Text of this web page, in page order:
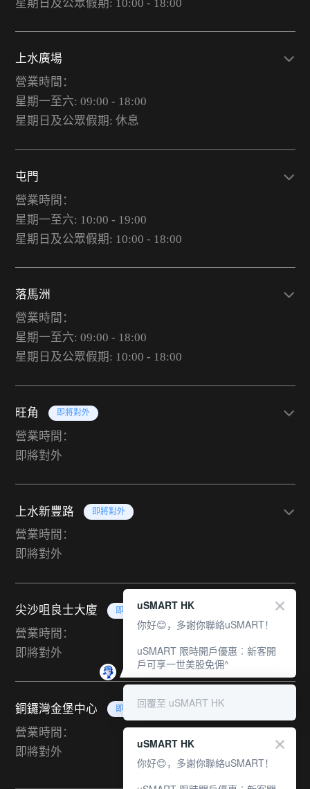
星期日及公眾假期: 10:00 - 18:00
上水廣場
營業時間：
星期一至六: 09:00 - 18:00
星期日及公眾假期: 休息
屯門
營業時間：
星期一至六: 10:00 - 19:00
星期日及公眾假期: 10:00 - 18:00
落馬洲
營業時間：
星期一至六: 09:00 - 18:00
星期日及公眾假期: 10:00 - 18:00
旺角 即將對外
營業時間：
即將對外
上水新豐路 即將對外
營業時間：
即將對外
尖沙咀良士大廈 即將對外
營業時間：
即將對外
銅鑼灣金堡中心 即將對外
營業時間：
即將對外
uSMART HK
你好😊，多謝你聯絡uSMART！
uSMART 限時開戶優惠︰新客開
戶可享一世美股免佣^
回覆至 uSMART HK
uSMART HK
你好😊，多謝你聯絡uSMART！